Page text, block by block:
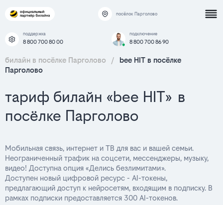
посёлок Парголово
поддержка
8 800 700 80 00
подключение
8 800 700 86 90
билайн в посёлке Парголово /
bee HIT в посёлке
Парголово
тариф билайн «bee HIT» в
посёлке Парголово
Мобильная связь, интернет и ТВ для вас и вашей семьи.
Неограниченный трафик на соцсети, мессенджеры, музыку,
видео! Доступна опция «Делись безлимитами».
Доступен новый цифровой ресурс - AI-токены,
предлагающий доступ к нейросетям, входящим в подписку. В
рамках подписки предоставляется 300 AI-токенов.